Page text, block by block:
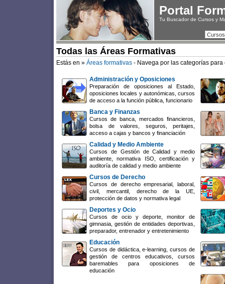
Portal
Tu Buscador de Cursos y
Todas las Áreas Formativas
Estás en » Áreas formativas - Navega por las categorías
Administración y Oposiciones
Preparación de oposiciones al Estado,
oposiciones locales y autonómicas, cursos
de acceso a la función pública, funcionario
Banca y Finanzas
Cursos de banca, mercados financieros,
bolsa de valores, seguros, peritajes,
acceso a cajas y bancos y financiación
Calidad y Medio Ambiente
Cursos de Gestión de Calidad y medio
ambiente, normativa ISO, certificación y
auditoría de calidad y medio ambiente
Cursos de Derecho
Cursos de derecho empresarial, laboral,
civil, mercantil, derecho de la UE,
protección de datos y normativa legal
Deportes y Ocio
Cursos de ocio y deporte, monitor de
gimnasia, gestión de entidades deportivas,
preparador, entrenador y entretenimiento
Educación
Cursos de didáctica, e-learning, cursos de
gestión de centros educativos, cursos
baremables para oposiciones de
educación